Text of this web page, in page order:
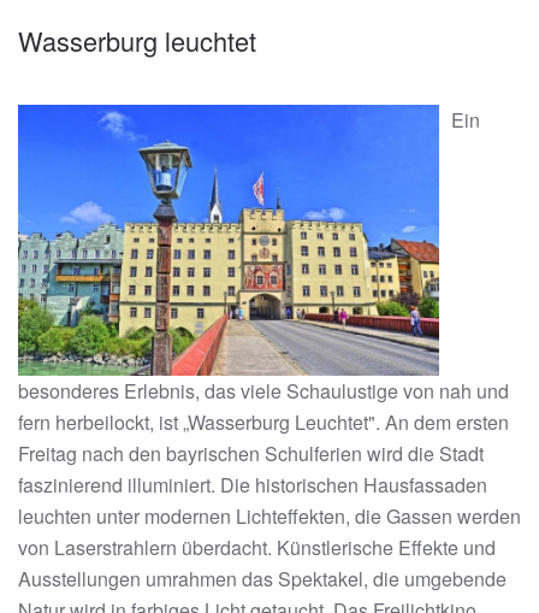
Wasserburg leuchtet
Ein
besonderes Erlebnis, das viele Schaulustige von nah und
fern herbeilockt, ist „Wasserburg Leuchtet". An dem ersten
Freitag nach den bayrischen Schulferien wird die Stadt
faszinierend illuminiert. Die historischen Hausfassaden
leuchten unter modernen Lichteffekten, die Gassen werden
von Laserstrahlern überdacht. Künstlerische Effekte und
Ausstellungen umrahmen das Spektakel, die umgebende